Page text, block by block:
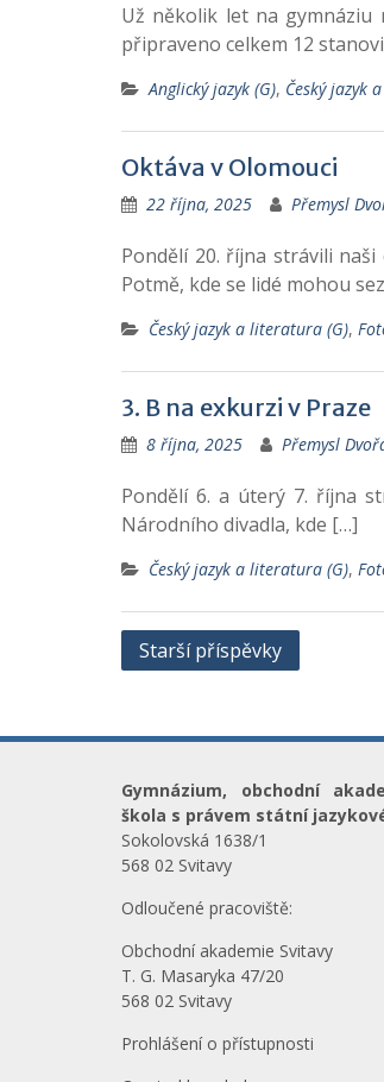
Už několik let na gymnáziu
připraveno celkem 12
Anglický jazyk (G), Český jazyk
Oktáva v Olomouci
22 října, 2025 Přemysl
Pondělí 20. října strávili
Potmě, kde se lidé mohou
Český jazyk a literatura (G),
3. B na exkurzi v Praze
8 října, 2025 Přemysl
Pondělí 6. a úterý 7. října
Národního divadla, kde […]
Český jazyk a literatura (G),
Navigace
Starší příspěvky
Gymnázium, obchodní
škola s právem státní
Sokolovská 1638/1
568 02 Svitavy
Odloučené pracoviště:
Obchodní akademie Svitavy
T. G. Masaryka 47/20
568 02 Svitavy
Prohlášení o přístupnosti